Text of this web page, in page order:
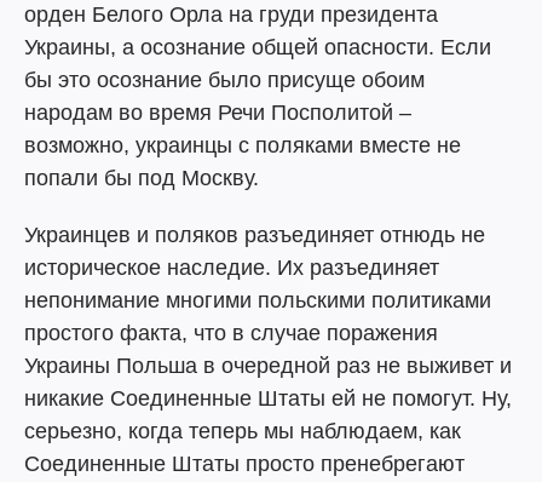
орден Белого Орла на груди президента
Украины, а осознание общей опасности. Если
бы это осознание было присуще обоим
народам во время Речи Посполитой –
возможно, украинцы с поляками вместе не
попали бы под Москву.
Украинцев и поляков разъединяет отнюдь не
историческое наследие. Их разъединяет
непонимание многими польскими политиками
простого факта, что в случае поражения
Украины Польша в очередной раз не выживет и
никакие Соединенные Штаты ей не помогут. Ну,
серьезно, когда теперь мы наблюдаем, как
Соединенные Штаты просто пренебрегают